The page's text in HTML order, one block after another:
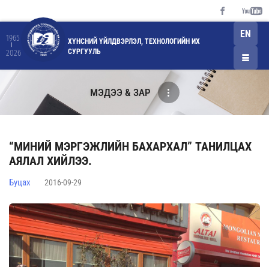
1965
2026
ХҮНСНИЙ ҮЙЛДВЭРЛЭЛ, ТЕХНОЛОГИЙН ИХ
СУРГУУЛЬ
EN
МЭДЭЭ & ЗАР
“МИНИЙ МЭРГЭЖЛИЙН БАХАРХАЛ” ТАНИЛЦАХ
АЯЛАЛ ХИЙЛЭЭ.
Буцах 2016-09-29